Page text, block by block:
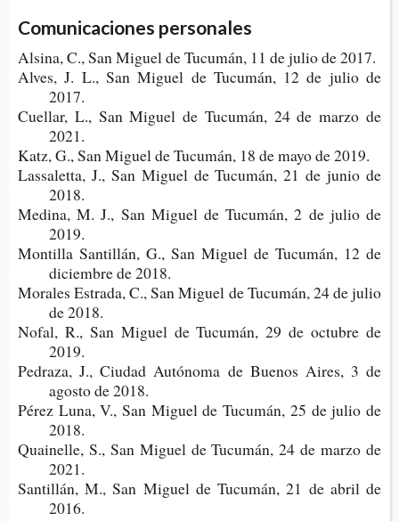
Comunicaciones personales
Alsi­na, C., San Miguel de Tucu­mán, 11 de julio de 2017.
Alves, J. L., San Miguel de Tucu­mán, 12 de julio de
2017.
Cue­llar, L., San Miguel de Tucu­mán, 24 de marzo de
2021.
Katz, G., San Miguel de Tucu­mán, 18 de mayo de 2019.
Las­sa­let­ta, J., San Miguel de Tucu­mán, 21 de junio de
2018.
Medi­na, M. J., San Miguel de Tucu­mán, 2 de julio de
2019.
Mon­ti­lla San­ti­llán, G., San Miguel de Tucu­mán, 12 de
diciem­bre de 2018.
Mora­les Estra­da, C., San Miguel de Tucu­mán, 24 de julio
de 2018.
Nofal, R., San Miguel de Tucu­mán, 29 de octu­bre de
2019.
Pedra­za, J., Ciu­dad Autó­no­ma de Bue­nos Aires, 3 de
agos­to de 2018.
Pérez Luna, V., San Miguel de Tucu­mán, 25 de julio de
2018.
Quai­ne­lle, S., San Miguel de Tucu­mán, 24 de marzo de
2021.
San­ti­llán, M., San Miguel de Tucu­mán, 21 de abril de
2016.